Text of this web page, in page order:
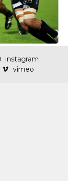
instagram
vimeo